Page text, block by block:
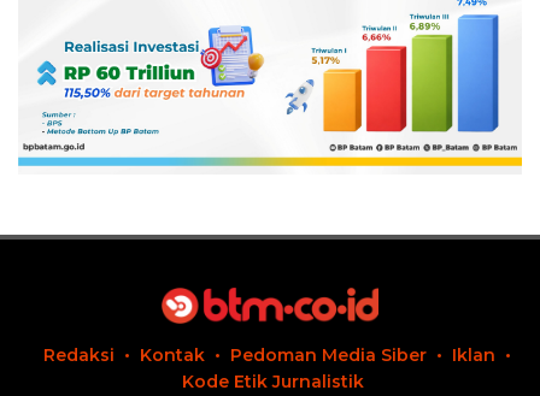
Redaksi Kontak Pedoman Media Siber
Iklan
Kode Etik Jurnalistik